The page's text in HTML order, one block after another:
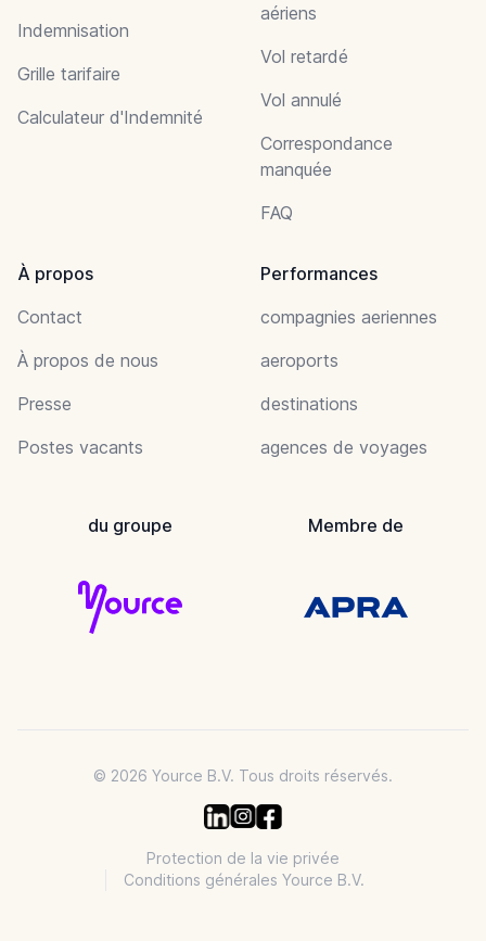
Indemnisation
Grille tarifaire
Calculateur d'Indemnité
aériens
Vol retardé
Vol annulé
Correspondance
manquée
FAQ
À propos
Contact
À propos de nous
Presse
Postes vacants
Performances
compagnies aeriennes
aeroports
destinations
agences de voyages
du groupe Membre de
© 2026 Yource B.V. Tous droits réservés.
Protection de la vie privée
Conditions générales Yource B.V.